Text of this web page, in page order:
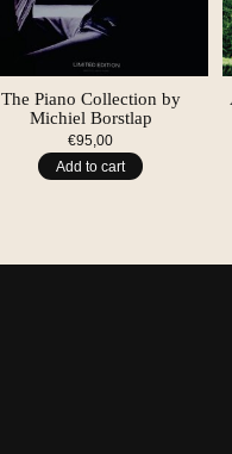
The Piano Collection by
Michiel Borstlap
€95,00
Add to cart